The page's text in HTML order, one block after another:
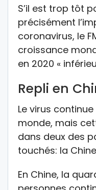
S’il est trop tôt
précisément
coronavirus, le
croissance
en 2020 «
Repli en
Le virus
monde, mais
dans deux des
touchés: la
En Chine, la